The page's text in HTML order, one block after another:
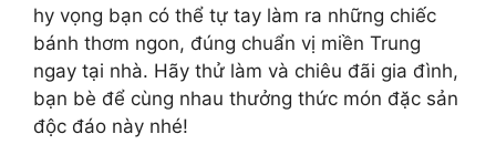
hy vọng bạn có thể tự tay làm ra những chiếc
bánh thơm ngon, đúng chuẩn vị miền Trung
ngay tại nhà. Hãy thử làm và chiêu đãi gia đình,
bạn bè để cùng nhau thưởng thức món đặc sản
độc đáo này nhé!